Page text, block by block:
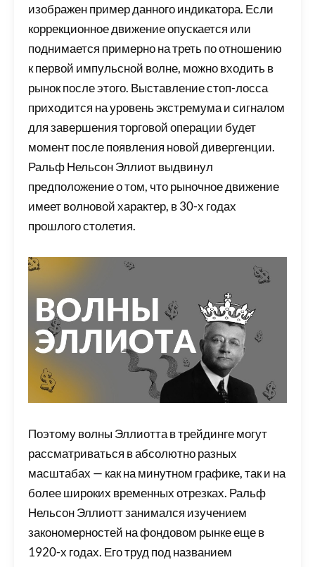
изображен пример данного индикатора. Если
коррекционное движение опускается или
поднимается примерно на треть по отношению
к первой импульсной волне, можно входить в
рынок после этого. Выставление стоп-лосса
приходится на уровень экстремума и сигналом
для завершения торговой операции будет
момент после появления новой дивергенции.
Ральф Нельсон Эллиот выдвинул
предположение о том, что рыночное движение
имеет волновой характер, в 30-х годах
прошлого столетия.
Поэтому волны Эллиотта в трейдинге могут
рассматриваться в абсолютно разных
масштабах — как на минутном графике, так и на
более широких временных отрезках. Ральф
Нельсон Эллиотт занимался изучением
закономерностей на фондовом рынке еще в
1920-х годах. Его труд под названием